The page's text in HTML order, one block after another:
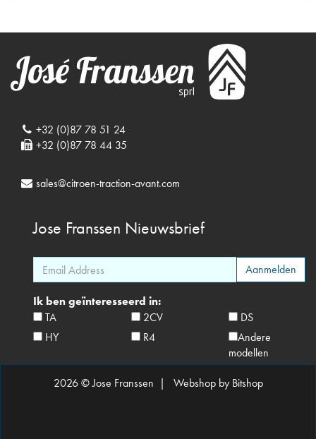
+32 (0)87 78 51 24
+32 (0)87 78 44 35
sales@citroen-traction-avant.com
Jose Franssen Nieuwsbrief
Ik ben geïnteresseerd in:
TA
2CV
DS
HY
R4
Andere
modellen
2026 © Jose Franssen | Webshop by Bitshop